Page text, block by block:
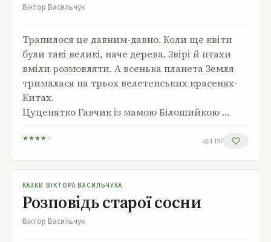
Віктор Васильчук
Трапилося це давним-давно. Коли ще квіти
були такі великі, наче дерева. Звірі й птахи
вміли розмовляти. А всенька планета Земля
трималася на трьох велетенських красенях-
Китах.
Цуценятко Гавчик із мамою Білошийкою …
★★★★ ★ 1 197
Розповідь старої сосни
КАЗКИ ВІКТОРА ВАСИЛЬЧУКА
Розповідь старої сосни
Віктор Васильчук